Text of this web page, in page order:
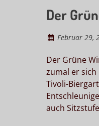
Der
Februar 29,
Der Grüne
zumal er
Tivoli-
auch